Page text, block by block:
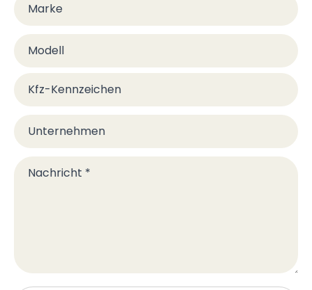
Marke
Modell
Kfz-Kennzeichen
Unternehmen
Nachricht *